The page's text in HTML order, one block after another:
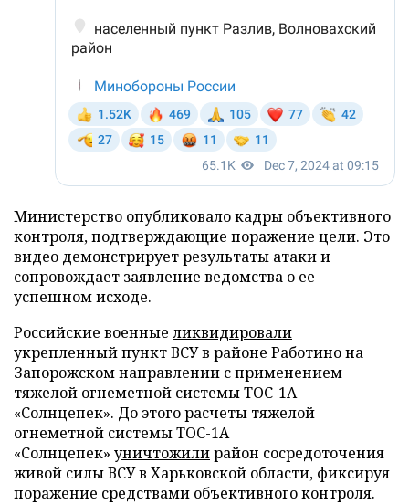
Министерство опубликовало кадры объективного
контроля, подтверждающие поражение цели. Это
видео демонстрирует результаты атаки и
сопровождает заявление ведомства о ее
успешном исходе.
Российские военные ликвидировали
укрепленный пункт ВСУ в районе Работино на
Запорожском направлении с применением
тяжелой огнеметной системы ТОС-1А
«Солнцепек». До этого расчеты тяжелой
огнеметной системы ТОС-1А
«Солнцепек» уничтожилирайон сосредоточения
живой силы ВСУ в Харьковской области, фиксируя
поражение средствами объективного контроля.